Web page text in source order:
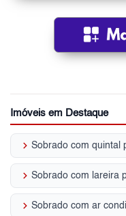
Imóveis em Destaque
keyboard_arrow_right Sobrado com quintal
keyboard_arrow_right Sobrado com lareira
keyboard_arrow_right